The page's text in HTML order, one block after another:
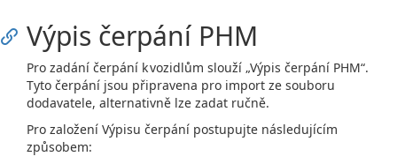
Výpis čerpání PHM
Pro zadání čerpání k vozidlům slouží „Výpis čerpání PHM“.
Tyto čerpání jsou připravena pro import ze souboru
dodavatele, alternativně lze zadat ručně.
Pro založení Výpisu čerpání postupujte následujícím
způsobem: